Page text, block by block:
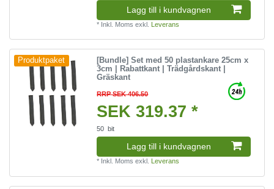
Lagg till i kundvagnen
* Inkl. Moms exkl. Leverans
Produktpaket
[Bundle] Set med 50 plastankare 25cm x
3cm | Rabattkant | Trädgårdskant |
Gräskant
RRP SEK 406.50
SEK 319.37 *
50 bit
Lagg till i kundvagnen
* Inkl. Moms exkl. Leverans